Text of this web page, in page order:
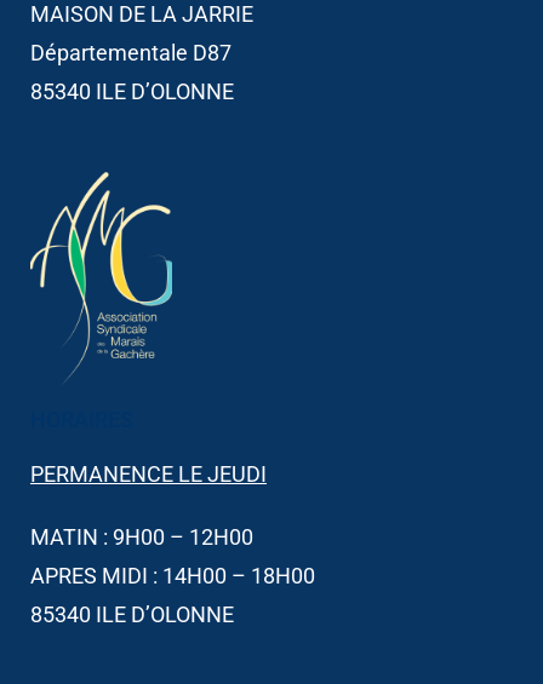
MAISON DE LA JARRIE
Départementale D87
85340 ILE D’OLONNE
PERMANENCE LE JEUDI
MATIN : 9H00 – 12H00
APRES MIDI : 14H00 – 18H00
85340 ILE D’OLONNE